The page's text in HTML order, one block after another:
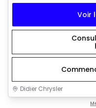
Voir
Didier Chrysler